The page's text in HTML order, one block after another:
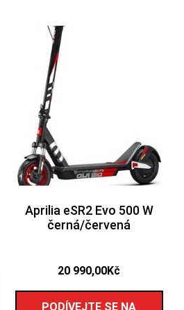
Aprilia eSR2 Evo 500 W
černá/červená
20 990,00Kč
PODÍVEJTE SE NA